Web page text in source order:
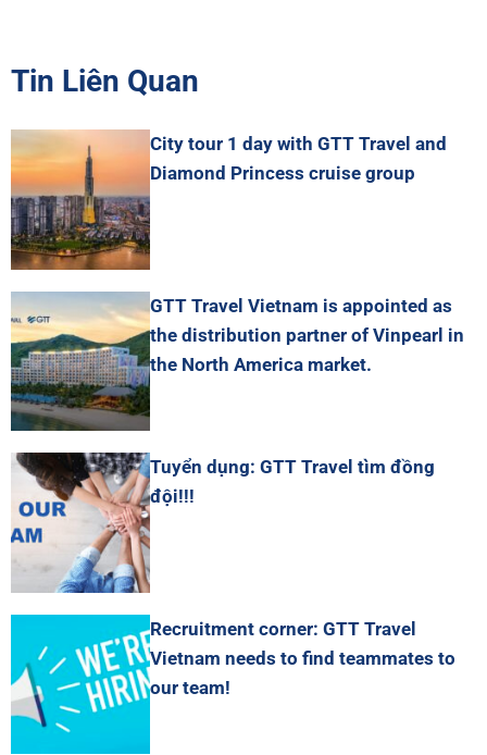
Tin Liên Quan
City tour 1 day with GTT Travel and
Diamond Princess cruise group
GTT Travel Vietnam is appointed as
the distribution partner of Vinpearl in
the North America market.
Tuyển dụng: GTT Travel tìm đồng
đội!!!
Recruitment corner: GTT Travel
Vietnam needs to find teammates to
our team!